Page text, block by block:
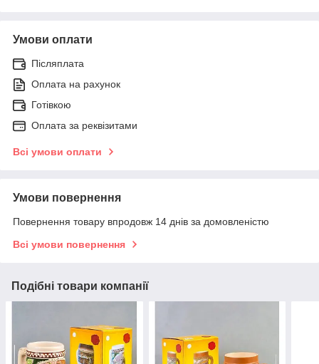
Умови оплати
Післяплата
Оплата на рахунок
Готівкою
Оплата за реквізитами
Всі умови оплати
Умови повернення
Повернення товару впродовж 14 днів за домовленістю
Всі умови повернення
Подібні товари компанії